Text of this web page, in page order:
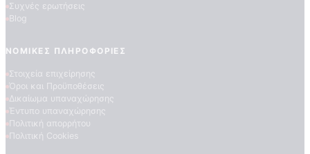
Συχνές ερωτήσεις
Blog
ΝΟΜΙΚΈΣ ΠΛΗΡΟΦΟΡΊΕΣ
Στοιχεία επιχείρησης
Όροι και Προϋποθέσεις
Δικαίωμα υπαναχώρησης
Έντυπο υπαναχώρησης
Πολιτική απορρήτου
Πολιτική Cookies